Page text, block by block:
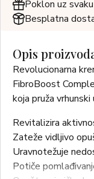
Poklon uz
Besplatna
Opis
Revolucionarna
FibroBoost
koja pruža
Revitalizira
Zateže vidljivo
Uravnotežuje
Potiče